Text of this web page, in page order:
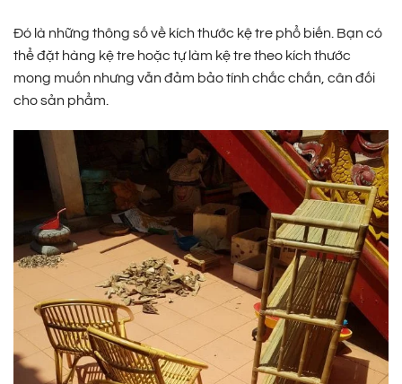
Đó là những thông số về kích thước kệ tre phổ biến. Bạn có
thể đặt hàng kệ tre hoặc tự làm kệ tre theo kích thước
mong muốn nhưng vẫn đảm bảo tính chắc chắn, cân đối
cho sản phẩm.